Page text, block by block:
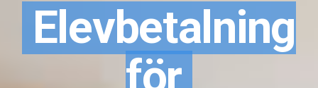
Elevbetalning
för